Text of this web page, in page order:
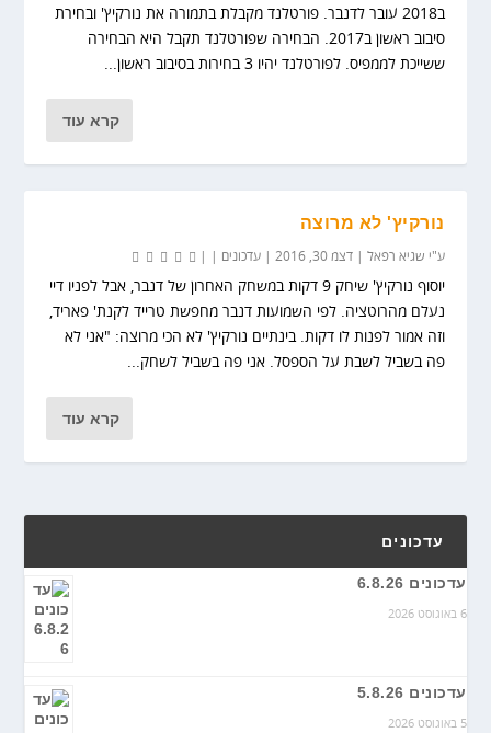
ב2018 עובר לדנבר. פורטלנד מקבלת בתמורה את נורקיץ' ובחירת
סיבוב ראשון ב2017. הבחירה שפורטלנד תקבל היא הבחירה
ששייכת לממפיס. לפורטלנד יהיו 3 בחירות בסיבוב ראשון...
קרא עוד
נורקיץ' לא מרוצה
ע"י שגיא רפאל |דצמ 30, 2016 |עדכונים
יוסוף נורקיץ' שיחק 9 דקות במשחק האחרון של דנבר, אבל לפניו דיי
נעלם מהרוטציה. לפי השמועות דנבר מחפשת טרייד לקנת' פאריד,
וזה אמור לפנות לו דקות. בינתיים נורקיץ' לא הכי מרוצה: "אני לא
פה בשביל לשבת על הספסל. אני פה בשביל לשחק...
קרא עוד
עדכונים
עדכונים 6.8.26
6 באוגוסט 2026
עדכונים 5.8.26
5 באוגוסט 2026